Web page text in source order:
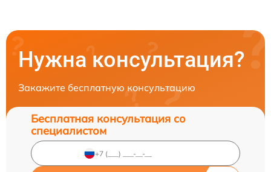
Нужна консультация?
Закажите бесплатную консультацию
Бесплатная консультация со
специалистом